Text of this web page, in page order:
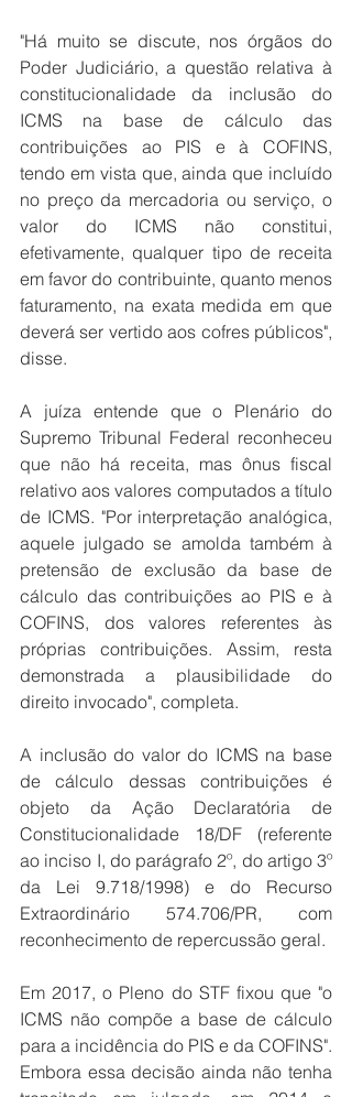
"Há muito se discute, nos órgãos do
Poder Judiciário, a questão relativa à
constitucionalidade da inclusão do
ICMS na base de cálculo das
contribuições ao PIS e à COFINS,
tendo em vista que, ainda que incluído
no preço da mercadoria ou serviço, o
valor do ICMS não constitui,
efetivamente, qualquer tipo de receita
em favor do contribuinte, quanto menos
faturamento, na exata medida em que
deverá ser vertido aos cofres públicos",
disse.
A juíza entende que o Plenário do
Supremo Tribunal Federal reconheceu
que não há receita, mas ônus fiscal
relativo aos valores computados a título
de ICMS. "Por interpretação analógica,
aquele julgado se amolda também à
pretensão de exclusão da base de
cálculo das contribuições ao PIS e à
COFINS, dos valores referentes às
próprias contribuições. Assim, resta
demonstrada a plausibilidade do
direito invocado", completa.
A inclusão do valor do ICMS na base
de cálculo dessas contribuições é
objeto da Ação Declaratória de
Constitucionalidade 18/DF (referente
ao inciso I, do parágrafo 2º, do artigo 3º
da Lei 9.718/1998) e do Recurso
Extraordinário 574.706/PR, com
reconhecimento de repercussão geral.
Em 2017, o Pleno do STF fixou que "o
ICMS não compõe a base de cálculo
para a incidência do PIS e da COFINS".
Embora essa decisão ainda não tenha